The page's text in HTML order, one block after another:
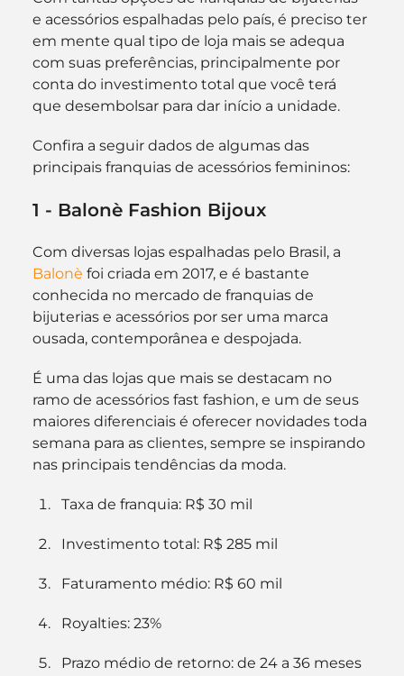
e acessórios espalhadas pelo país, é preciso ter
em mente qual tipo de loja mais se adequa
com suas preferências, principalmente por
conta do investimento total que você terá
que desembolsar para dar início a unidade.
Confira a seguir dados de algumas das
principais franquias de acessórios femininos:
1 - Balonè Fashion Bijoux
Com diversas lojas espalhadas pelo Brasil, a
Balonè foi criada em 2017, e é bastante
conhecida no mercado de franquias de
bijuterias e acessórios por ser uma marca
ousada, contemporânea e despojada.
É uma das lojas que mais se destacam no
ramo de acessórios fast fashion, e um de seus
maiores diferenciais é oferecer novidades toda
semana para as clientes, sempre se inspirando
nas principais tendências da moda.
Taxa de franquia: R$ 30 mil
Investimento total: R$ 285 mil
Faturamento médio: R$ 60 mil
Royalties: 23%
Prazo médio de retorno: de 24 a 36 meses